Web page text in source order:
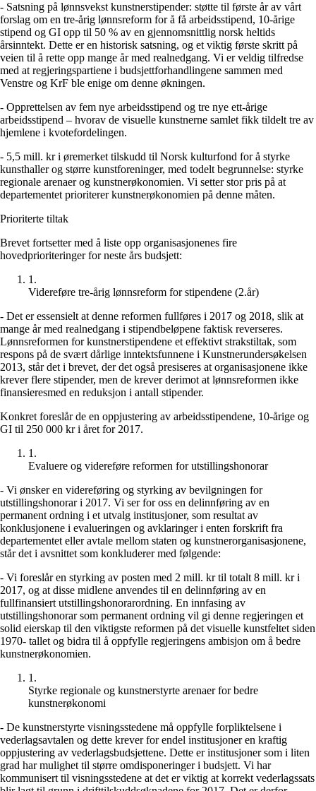
- Satsning på lønnsvekst kunstnerstipender: støtte til første år av vårt
forslag om en tre-årig lønnsreform for å få arbeidsstipend, 10-årige
stipend og GI opp til 50 % av en gjennomsnittlig norsk heltids
årsinntekt. Dette er en historisk satsning, og et viktig første skritt på
veien til å rette opp mange år med realnedgang. Vi er veldig tilfredse
med at regjeringspartiene i budsjettforhandlingene sammen med
Venstre og KrF ble enige om denne økningen.
- Opprettelsen av fem nye arbeidsstipend og tre nye ett-årige
arbeidsstipend – hvorav de visuelle kunstnerne samlet fikk tildelt tre av
hjemlene i kvotefordelingen.
- 5,5 mill. kr i øremerket tilskudd til Norsk kulturfond for å styrke
kunsthaller og større kunstforeninger, med todelt begrunnelse: styrke
regionale arenaer og kunstnerøkonomien. Vi setter stor pris på at
departementet prioriterer kunstnerøkonomien på denne måten.
Prioriterte tiltak
Brevet fortsetter med å liste opp organisasjonenes fire
hovedprioriteringer for neste års budsjett:
1 .
Videreføre tre-årig lønnsreform for stipendene (2.år)
- Det er essensielt at denne reformen fullføres i 2017 og 2018, slik at
mange år med realnedgang i stipendbeløpene faktisk reverseres.
Lønnsreformen for kunstnerstipendene et effektivt strakstiltak, som
respons på de svært dårlige inntektsfunnene i Kunstnerundersøkelsen
2013, står det i brevet, der det også presiseres at organisasjonene ikke
krever flere stipender, men de krever derimot at lønnsreformen ikke
finansieresmed en reduksjon i antall stipender.
Konkret foreslår de en oppjustering av arbeidsstipendene, 10-årige og
GI til 250 000 kr i året for 2017.
1 .
Evaluere og videreføre reformen for utstillingshonorar
- Vi ønsker en videreføring og styrking av bevilgningen for
utstillingshonorar i 2017. Vi ser for oss en delinnføring av en
permanent ordning i et utvalg institusjoner, som resultat av
konklusjonene i evalueringen og avklaringer i enten forskrift fra
departementet eller avtale mellom staten og kunstnerorganisasjonene,
står det i avsnittet som konkluderer med følgende:
- Vi foreslår en styrking av posten med 2 mill. kr til totalt 8 mill. kr i
2017, og at disse midlene anvendes til en delinnføring av en
fullfinansiert utstillingshonorarordning. En innfasing av
utstillingshonorar som permanent ordning vil gi denne regjeringen et
solid eierskap til den viktigste reformen på det visuelle kunstfeltet siden
1970- tallet og bidra til å oppfylle regjeringens ambisjon om å bedre
kunstnerøkonomien.
1 .
Styrke regionale og kunstnerstyrte arenaer for bedre
kunstnerøkonomi
- De kunstnerstyrte visningsstedene må oppfylle forpliktelsene i
vederlagsavtalen og dette krever for endel institusjoner en kraftig
oppjustering av vederlagsbudsjettene. Dette er institusjoner som i liten
grad har mulighet til større omdisponeringer i budsjett. Vi har
kommunisert til visningsstedene at det er viktig at korrekt vederlagssats